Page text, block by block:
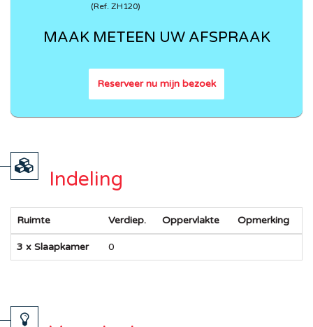
(Ref. ZH120)
MAAK METEEN UW AFSPRAAK
Reserveer nu mijn bezoek
Indeling
Ruimte Verdiep. Oppervlakte Opmerking
3 x Slaapkamer 0